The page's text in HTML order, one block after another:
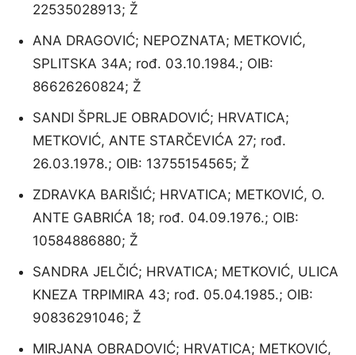
22535028913; Ž
ANA DRAGOVIĆ; NEPOZNATA; METKOVIĆ,
SPLITSKA 34A; rođ. 03.10.1984.; OIB:
86626260824; Ž
SANDI ŠPRLJE OBRADOVIĆ; HRVATICA;
METKOVIĆ, ANTE STARČEVIĆA 27; rođ.
26.03.1978.; OIB: 13755154565; Ž
ZDRAVKA BARIŠIĆ; HRVATICA; METKOVIĆ, O.
ANTE GABRIĆA 18; rođ. 04.09.1976.; OIB:
10584886880; Ž
SANDRA JELČIĆ; HRVATICA; METKOVIĆ, ULICA
KNEZA TRPIMIRA 43; rođ. 05.04.1985.; OIB:
90836291046; Ž
MIRJANA OBRADOVIĆ; HRVATICA; METKOVIĆ,